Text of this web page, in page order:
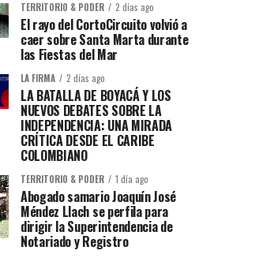
TERRITORIO & PODER 2 días ago
El rayo del CortoCircuito volvió a
caer sobre Santa Marta durante
las Fiestas del Mar
LA FIRMA 2 días ago
LA BATALLA DE BOYACÁ Y LOS
NUEVOS DEBATES SOBRE LA
INDEPENDENCIA: UNA MIRADA
CRÍTICA DESDE EL CARIBE
COLOMBIANO
TERRITORIO & PODER 1 día ago
Abogado samario Joaquín José
Méndez Llach se perfila para
dirigir la Superintendencia de
Notariado y Registro